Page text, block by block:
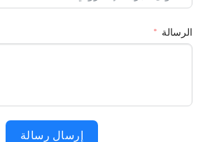
الرسالة
إرسال رسالة